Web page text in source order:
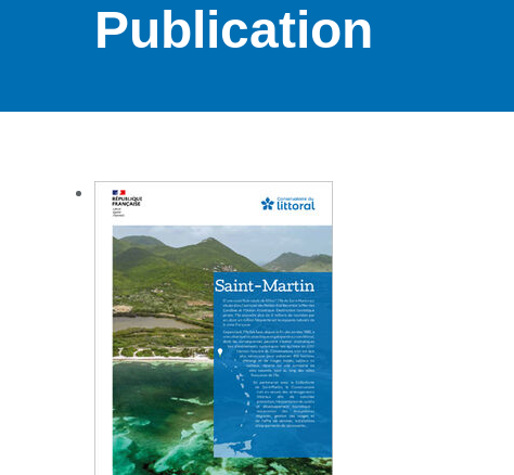
Publication